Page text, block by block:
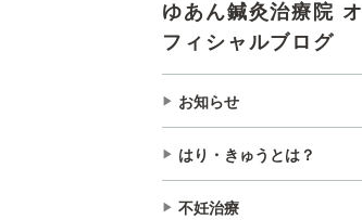
ゆあん鍼灸治療院 オ
フィシャルブログ
お知らせ
はり・きゅうとは？
不妊治療